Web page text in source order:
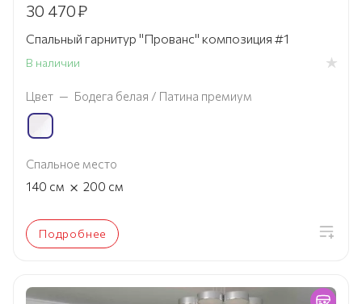
30 470₽
Спальный гарнитур "Прованс" композиция #1
В наличии
Цвет — Бодега белая / Патина премиум
Спальное место
140 см × 200 см
Подробнее